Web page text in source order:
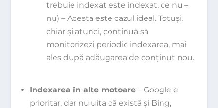
trebuie indexat este indexat, ce nu –
nu) – Acesta este cazul ideal. Totuși,
chiar și atunci, continuă să
monitorizezi periodic indexarea, mai
ales după adăugarea de conținut nou.
Indexarea în alte motoare– Google e
prioritar, dar nu uita că există și Bing,